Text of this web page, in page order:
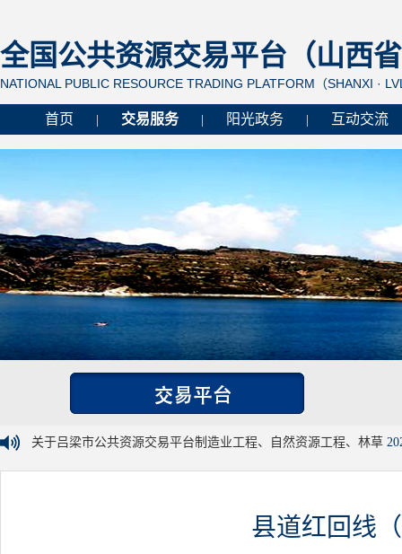
全国公共资源交易平台（山西
NATIONAL PUBLIC RESOURCE TRADING PLATFORM（SHANXI ·
首页 交易服务 阳光政务 互动交流
关于吕梁市公共资源交易平台制造业工程、自然资源工程、林草
县道红回线